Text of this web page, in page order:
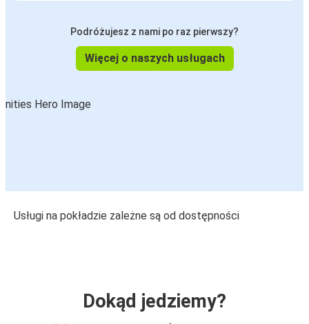
Podróżujesz z nami po raz pierwszy?
Więcej o naszych usługach
Usługi na pokładzie zależne są od dostępności
Dokąd jedziemy?